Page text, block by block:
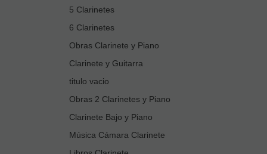
5 Clarinetes
6 Clarinetes
Obras Clarinete y Piano
Clarinete y Guitarra
titulo vacio
Obras 2 Clarinetes y Piano
Clarinete Bajo y Piano
Música Cámara Clarinete